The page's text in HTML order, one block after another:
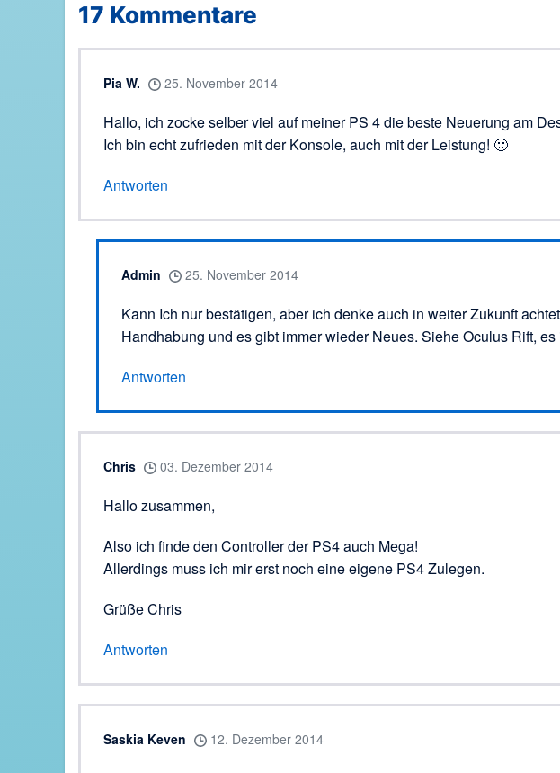
17 Kommentare
Pia W. 25. November 2014
Hallo, ich zocke selber viel auf meiner PS 4 die beste Neuerung am
Ich bin echt zufrieden mit der Konsole, auch mit der Leistung! 🙂
Antworten
Admin 25. November 2014
Kann Ich nur bestätigen, aber ich denke auch in weiter Zukunft
Handhabung und es gibt immer wieder Neues. Siehe Oculus Rift,
Antworten
Chris 03. Dezember 2014
Hallo zusammen,
Also ich finde den Controller der PS4 auch Mega!
Allerdings muss ich mir erst noch eine eigene PS4 Zulegen.
Grüße Chris
Antworten
Saskia Keven 12. Dezember 2014